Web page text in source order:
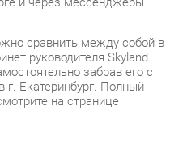
на странице